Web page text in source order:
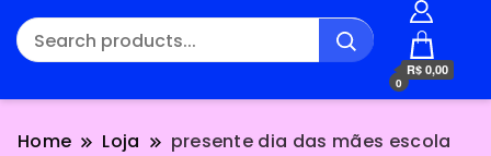
0
R$ 0,00
Home Loja presente dia das mães escola